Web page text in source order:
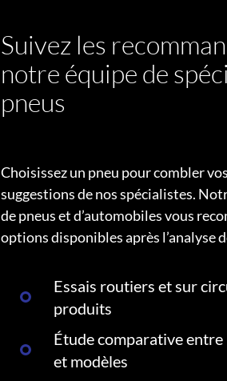
Suivez les
notre équipe de
pneus
Choisissez un pneu pour combler
suggestions de nos spécialistes.
de pneus et d’automobiles vous
options disponibles après l’analyse
Essais routiers et sur
produits
Étude comparative
et modèles